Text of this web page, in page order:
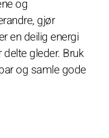
og
gjør
en deilig energi
gleder. Bruk
og samle gode